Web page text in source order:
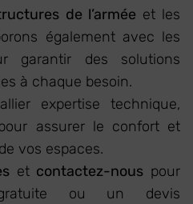
de l’armée et les
également avec les
garantir des solutions
à chaque besoin.
expertise technique,
assurer le confort et
vos espaces.
et contactez-nous pour
ou un devis